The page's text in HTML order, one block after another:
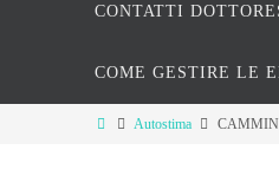
CONTATTI
COME GESTIRE LE
Autostima